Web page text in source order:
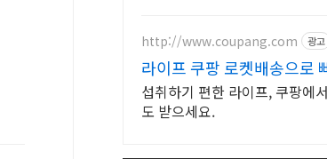
http://www.coupang.com 광고
라이프 쿠팡 로켓배송으로
섭취하기 편한 라이프, 쿠팡에
도 받으세요.